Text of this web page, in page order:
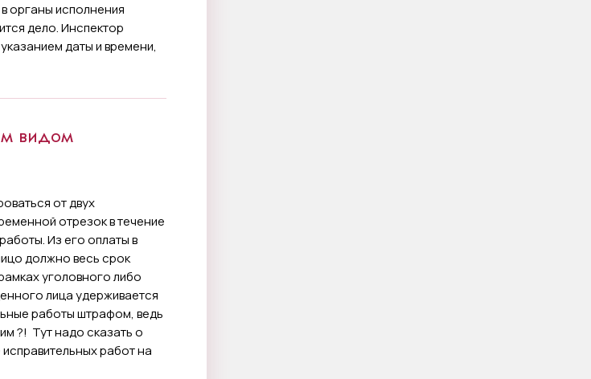
органы исполнения
дело. Инспектор
даты и времени,
видом
от двух
отрезок в течение
Из его оплаты в
должно весь срок
уголовного либо
лица удерживается
работы штрафом, ведь
?! Тут надо сказать о
работ на